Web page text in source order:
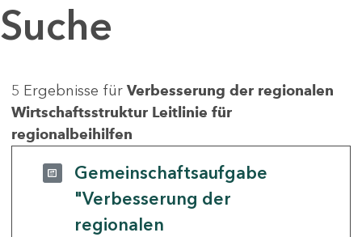
Suche
5 Ergebnisse für Verbesserung der regionalen
Wirtschaftsstruktur Leitlinie für
regionalbeihilfen
Gemeinschaftsaufgabe
"Verbesserung der
regionalen